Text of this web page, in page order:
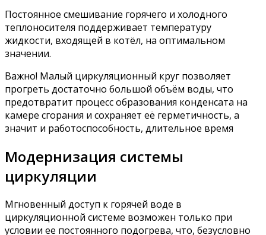
Постоянное смешивание горячего и холодного
теплоносителя поддерживает температуру
жидкости, входящей в котёл, на оптимальном
значении.
Важно! Малый циркуляционный круг позволяет
прогреть достаточно большой объём воды, что
предотвратит процесс образования конденсата на
камере сгорания и сохраняет её герметичность, а
значит и работоспособность, длительное время
Модернизация системы
циркуляции
Мгновенный доступ к горячей воде в
циркуляционной системе возможен только при
условии ее постоянного подогрева, что, безусловно